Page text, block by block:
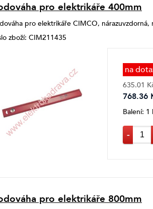
pro elektrikáře 400mm
pro elektrikáře CIMCO,
zboží: CIM211435
na
635.01
768.36
Balení: 1
-
pro elektrikáře 800mm